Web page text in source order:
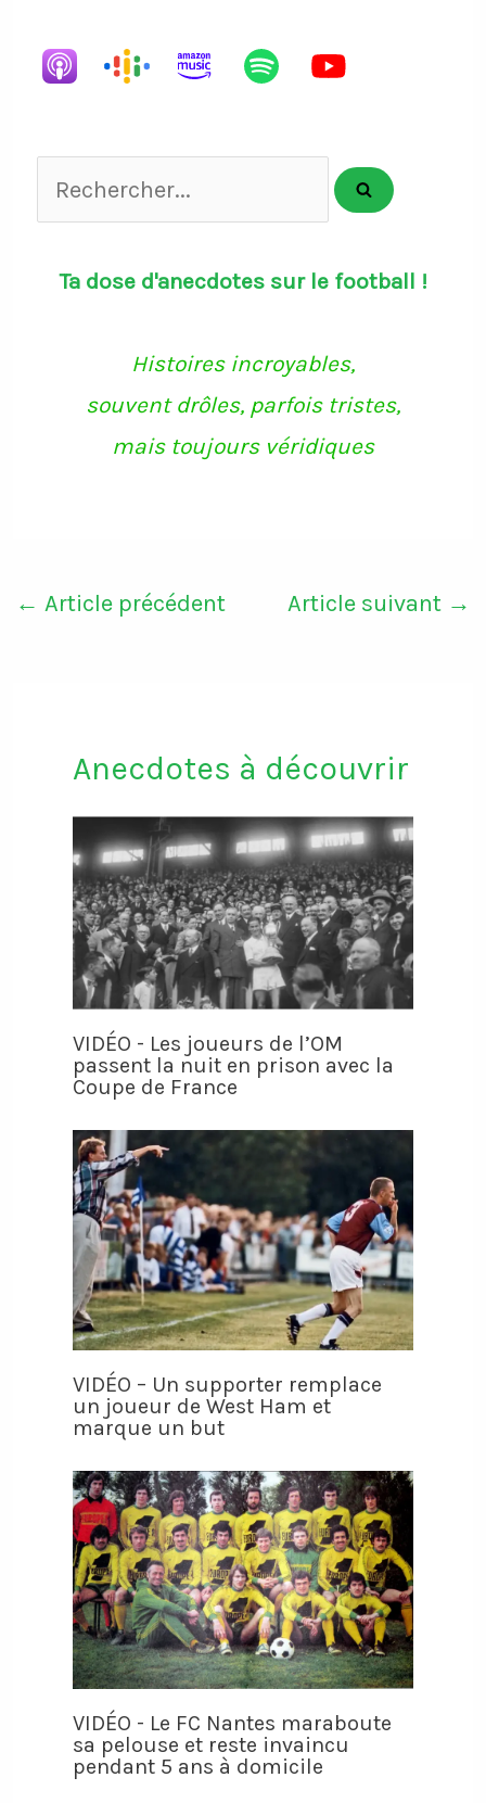
Rechercher...
Ta dose d'anecdotes sur le football !
Histoires incroyables,
souvent drôles, parfois tristes,
mais toujours véridiques
← Article précédent Article suivant →
Anecdotes à découvrir
VIDÉO - Les joueurs de l’OM
passent la nuit en prison avec la
Coupe de France
VIDÉO – Un supporter remplace
un joueur de West Ham et
marque un but
VIDÉO - Le FC Nantes maraboute
sa pelouse et reste invaincu
pendant 5 ans à domicile